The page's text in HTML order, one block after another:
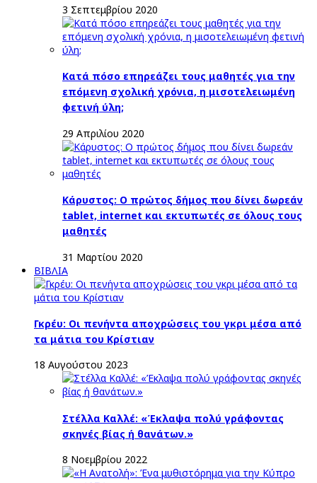
3 Σεπτεμβρίου 2020
Κατά πόσο επηρεάζει τους μαθητές για την
επόμενη σχολική χρόνια, η μισοτελειωμένη
φετινή ύλη;
29 Απριλίου 2020
Κάρυστος: Ο πρώτος δήμος που δίνει δωρεάν
tablet, internet και εκτυπωτές σε όλους τους
μαθητές
31 Μαρτίου 2020
ΒΙΒΛΙΑ
Γκρέυ: Οι πενήντα αποχρώσεις του γκρι μέσα από
τα μάτια του Κρίστιαν
18 Αυγούστου 2023
Στέλλα Καλλέ: «Έκλαψα πολύ γράφοντας
σκηνές βίας ή θανάτων.»
8 Νοεμβρίου 2022